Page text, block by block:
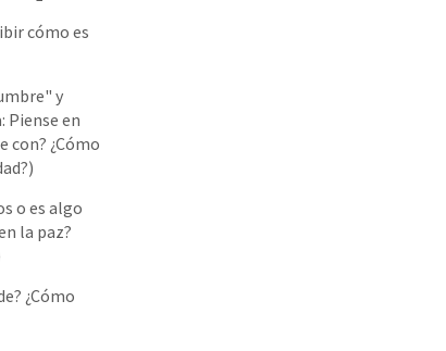
cómo es
y
Piense en
con? ¿Cómo
o es algo
la paz?
¿Cómo